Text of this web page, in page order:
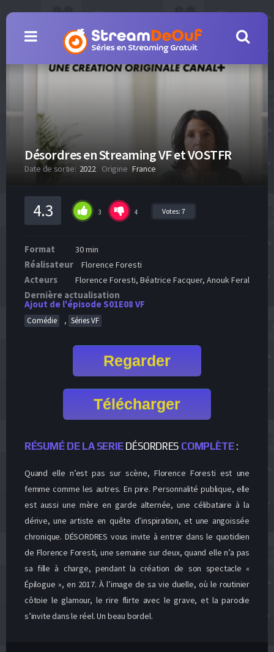
Désordres en Streaming VF et VOSTFR
Date de sortie: 2022 Origine France
4.3 3 4 Votes: 7
Format 30 min
Réalisateur Florence Foresti
Acteurs Florence Foresti, Béatrice Facquer, Anouk Feral
Dernière actualisation
Ajout de l'épisode S01E08 VF
Comédie , Séries VF
Regarder
Télécharger
RÉSUMÉ DE LA SERIEDÉSORDRES COMPLÈTE:
Quand elle n’est pas sur scène, Florence Foresti est une
femme comme les autres. En pire. Personnalité publique, elle
est aussi une mère en garde alternée, une célibataire à la
dérive, une artiste en quête d’inspiration, et une angoissée
chronique. DÉSORDRES vous invite à entrer dans le quotidien
de Florence Foresti, une semaine sur deux, quand elle n’a pas
sa fille à charge, pendant la création de son spectacle «
Épilogue », en 2017. À l’image de sa vie duelle, où le routinier
côtoie le glamour, le rire flirte avec le grave, et la parodie
s’invite dans le réel. Un beau bordel.